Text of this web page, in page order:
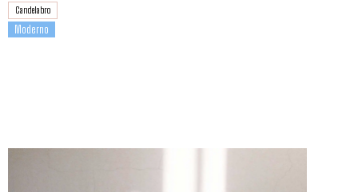
Candelabro
Moderno